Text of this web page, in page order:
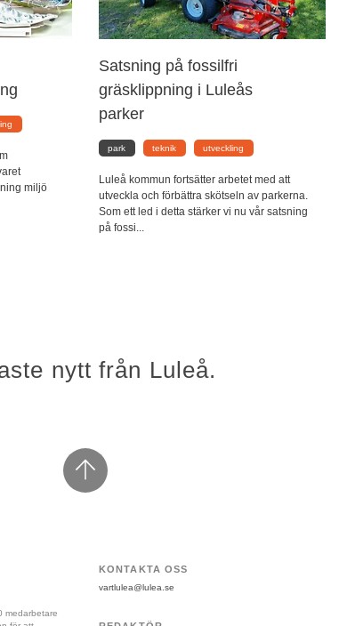
miljö
Satsning på fossilfri
gräsklippning i Luleås
parker
park teknik utveckling
Luleå kommun fortsätter arbetet med att
utveckla och förbättra skötseln av parkerna.
Som ett led i detta stärker vi nu vår satsning
på fossi...
nytt från Luleå.
medarbetare
KONTAKTA OSS
vartlulea@lulea.se